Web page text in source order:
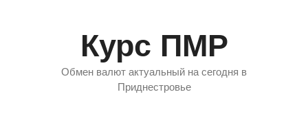
Курс ПМР
Обмен валют актуальный на сегодня в
Приднестровье